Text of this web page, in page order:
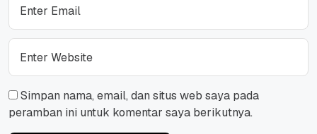
Simpan nama, email, dan situs web saya pada
peramban ini untuk komentar saya berikutnya.